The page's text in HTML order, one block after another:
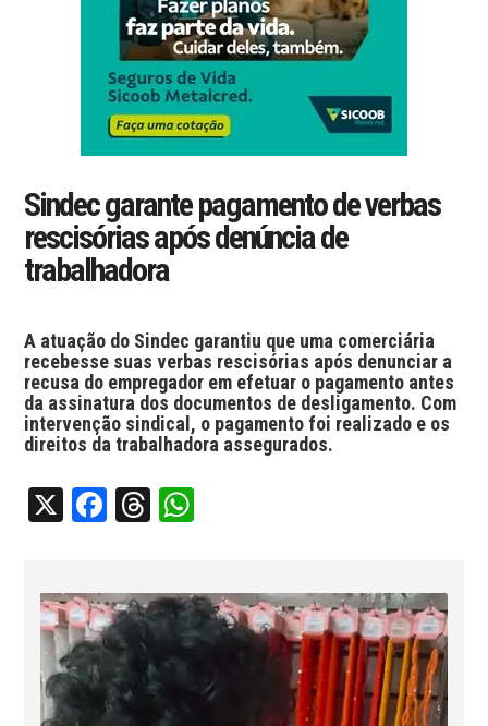
Sindec garante pagamento de verbas
rescisórias após denúncia de
trabalhadora
A atuação do Sindec garantiu que uma comerciária
recebesse suas verbas rescisórias após denunciar a
recusa do empregador em efetuar o pagamento antes
da assinatura dos documentos de desligamento. Com
intervenção sindical, o pagamento foi realizado e os
direitos da trabalhadora assegurados.
X Facebook
Threads